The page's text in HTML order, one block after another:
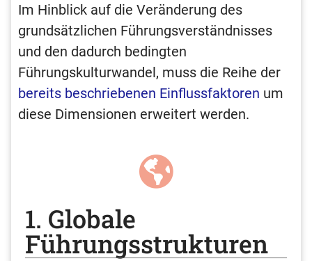
Im Hinblick auf die Veränderung des
grundsätzlichen Führungsverständnisses
und den dadurch bedingten
Führungskulturwandel, muss die Reihe der
bereits beschriebenen Einflussfaktoren um
diese Dimensionen erweitert werden.
1. Globale
Führungsstrukturen